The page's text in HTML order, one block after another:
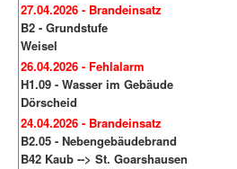
27.04.2026 - Brandeinsatz
B2 - Grundstufe
Weisel
26.04.2026 - Fehlalarm
H1.09 - Wasser im Gebäude
Dörscheid
24.04.2026 - Brandeinsatz
B2.05 - Nebengebäudebrand
B42 Kaub --> St. Goarshausen